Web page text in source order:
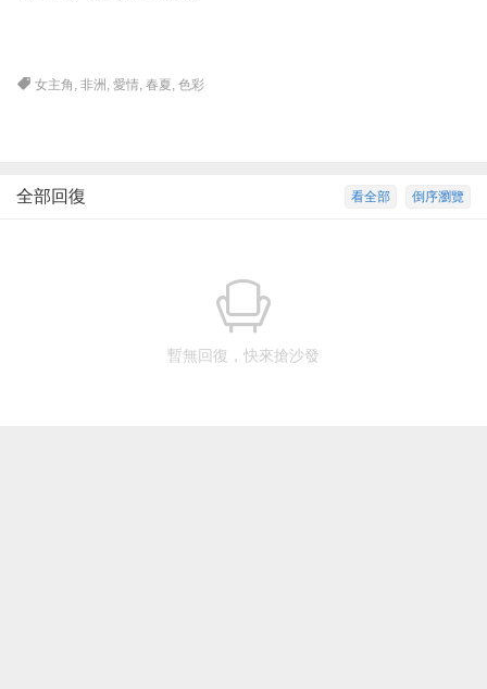
女主角 ,非洲 ,愛情,春夏,色彩
倒序瀏覽
看全部
全部回復
暫無回復，快來搶沙發